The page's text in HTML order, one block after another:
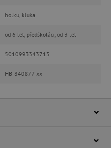
holku, kluka
od 6 let, předškoláci, od 3 let
5010993343713
HB-840877-xx
cookies
soubory
cookie umožňují
stránek, jako je
nutných souborů